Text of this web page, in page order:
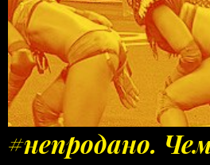
#непродано.